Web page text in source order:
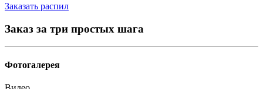
Заказать распил
Заказ за три простых шага
Фотогалерея